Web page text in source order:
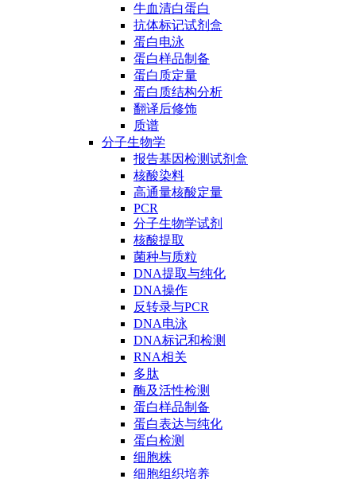
牛血清白蛋白
抗体标记试剂盒
蛋白电泳
蛋白样品制备
蛋白质定量
蛋白质结构分析
翻译后修饰
质谱
分子生物学
报告基因检测试剂盒
核酸染料
高通量核酸定量
PCR
分子生物学试剂
核酸提取
菌种与质粒
DNA提取与纯化
DNA操作
反转录与PCR
DNA电泳
DNA标记和检测
RNA相关
多肽
酶及活性检测
蛋白样品制备
蛋白表达与纯化
蛋白检测
细胞株
细胞组织培养